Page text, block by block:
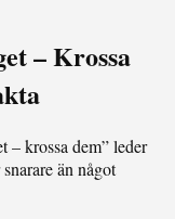
– Krossa
– krossa dem” leder
än något